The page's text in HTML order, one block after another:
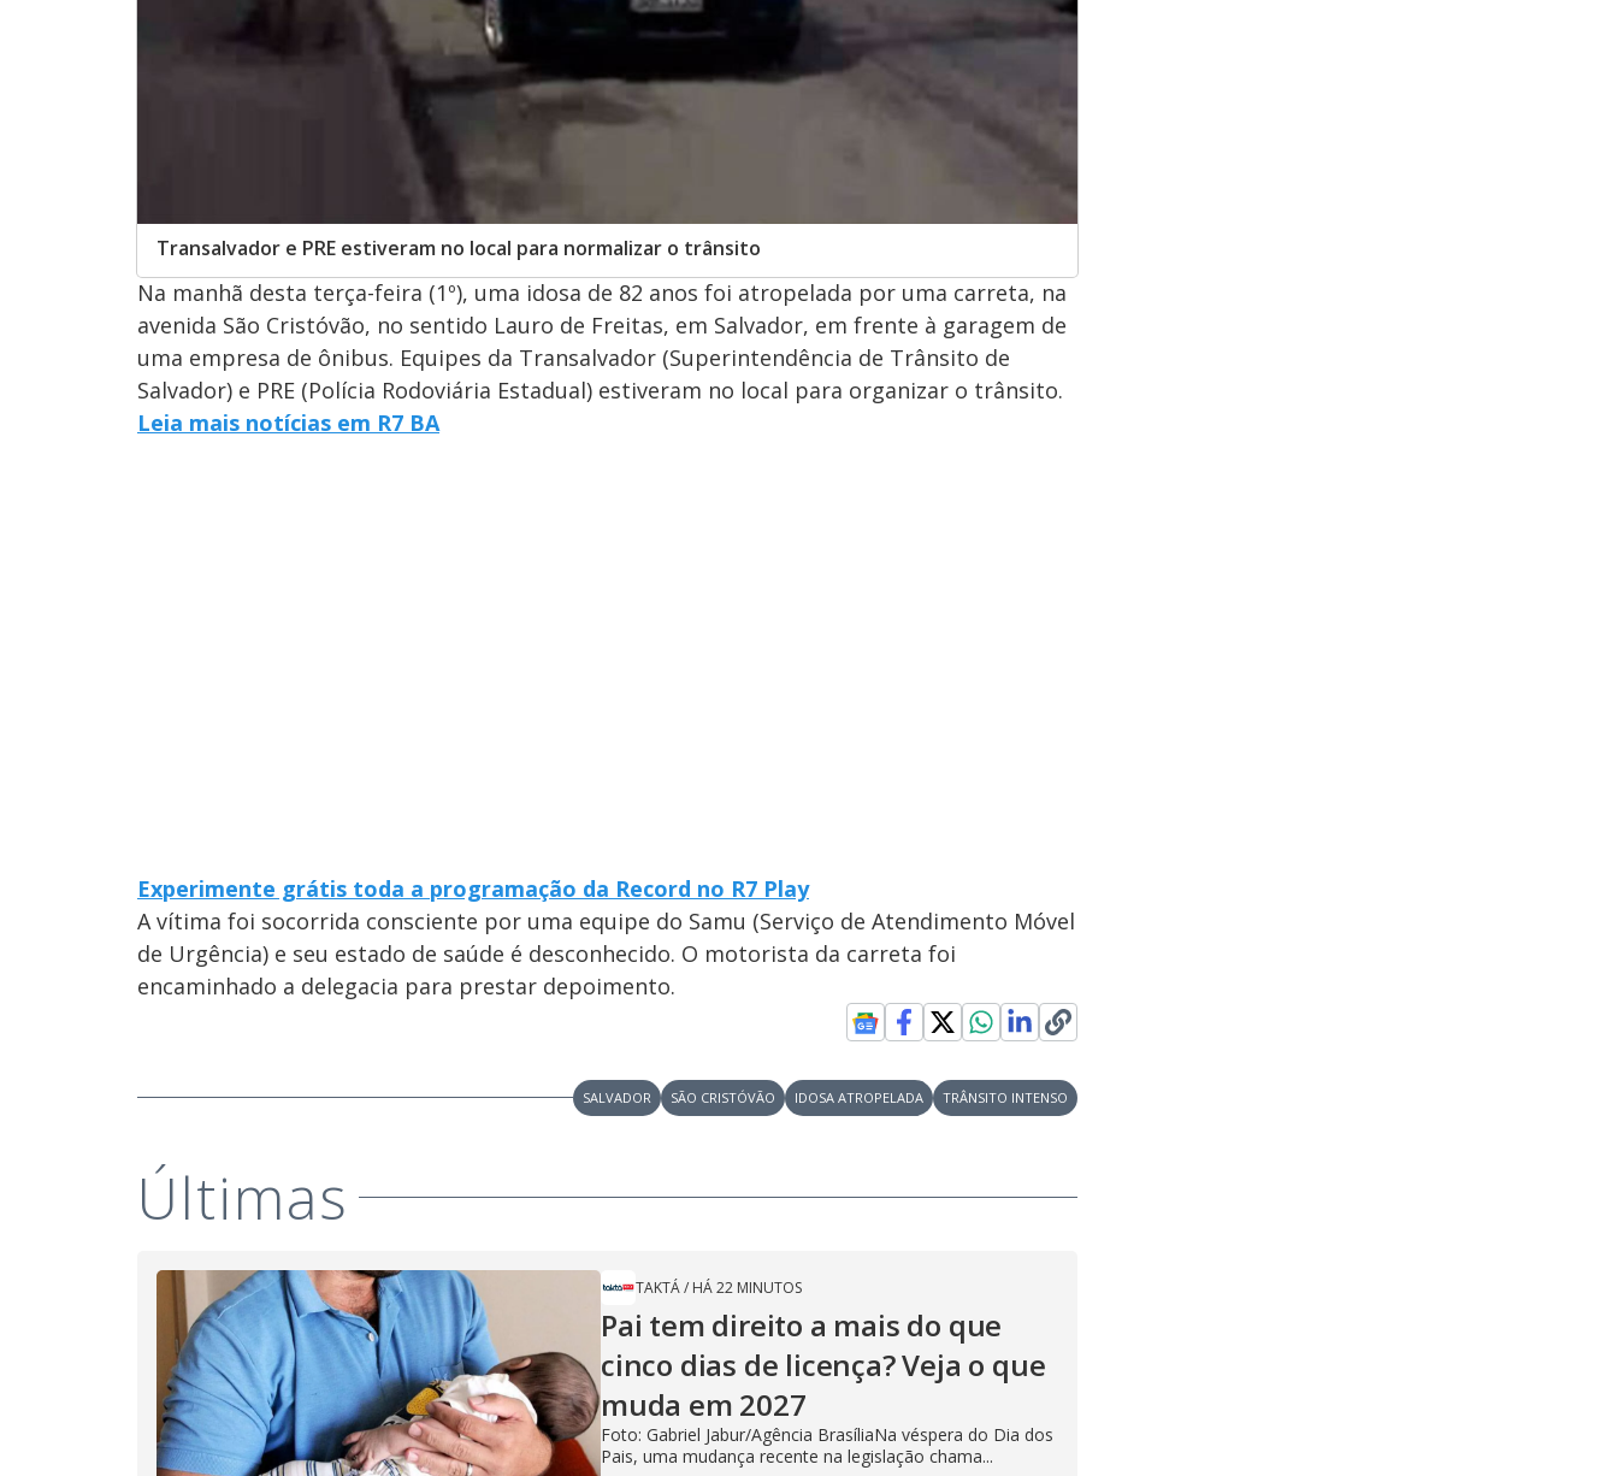
Transalvador e PRE estiveram no local para normalizar o trânsito
Na manhã desta terça-feira (1º), uma idosa de 82 anos foi atropelada por uma carreta, na
avenida São Cristóvão, no sentido Lauro de Freitas, em Salvador, em frente à garagem de
uma empresa de ônibus. Equipes da Transalvador (Superintendência de Trânsito de
Salvador) e PRE (Polícia Rodoviária Estadual) estiveram no local para organizar o trânsito.
Leia mais notícias em R7 BA
Experimente grátis toda a programação da Record no R7 Play
A vítima foi socorrida consciente por uma equipe do Samu (Serviço de Atendimento Móvel
de Urgência) e seu estado de saúde é desconhecido. O motorista da carreta foi
encaminhado a delegacia para prestar depoimento.
SALVADOR SÃO CRISTÓVÃO IDOSA ATROPELADA TRÂNSITO INTENSO
Últimas
TAKTÁ/ HÁ 22 MINUTOS
Pai tem direito a mais do que
cinco dias de licença? Veja o que
muda em 2027
Foto: Gabriel Jabur/Agência BrasíliaNa véspera do Dia dos
Pais, uma mudança recente na legislação chama...